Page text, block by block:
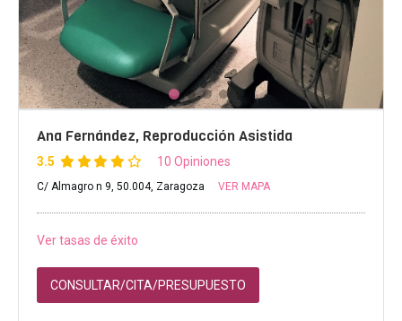
Ana Fernández, Reproducción Asistida
3.5 10 Opiniones
C/ Almagro n 9, 50.004, Zaragoza VER MAPA
Ver tasas de éxito
CONSULTAR/CITA/PRESUPUESTO